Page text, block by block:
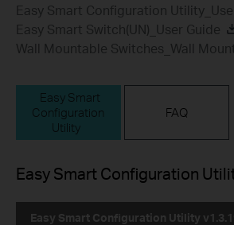
Easy Smart Configuration
Easy Smart Switch(UN)_User Guide
Wall Mountable Switches_Wall
Easy Smart
Configuration
Utility
FAQ
Easy Smart Configuration
Easy Smart Configuration Utility